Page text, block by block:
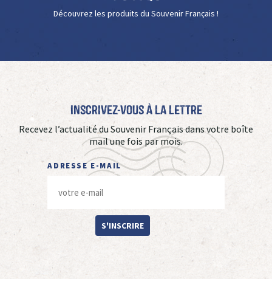
Découvrez les produits du Souvenir Français !
Inscrivez-vous à La Lettre
Recevez l’actualité du Souvenir Français dans votre boîte
mail une fois par mois.
ADRESSE E-MAIL
S'INSCRIRE